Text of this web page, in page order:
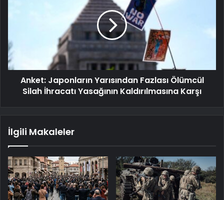
Anket: Japonların Yarısından Fazlası Ölümcül
Silah İhracatı Yasağının Kaldırılmasına Karşı
İlgili Makaleler